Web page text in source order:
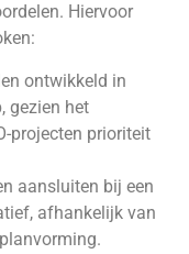
Hiervoor
ontwikkeld in
gezien het
projecten prioriteit
aansluiten bij een
afhankelijk van